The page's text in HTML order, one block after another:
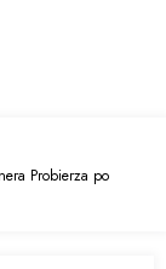
Probierza po